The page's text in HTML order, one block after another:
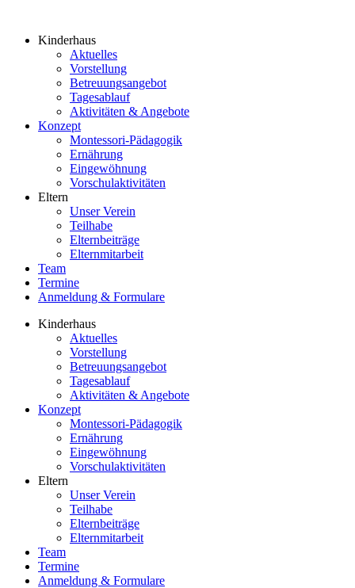
Kinderhaus
Aktuelles
Vorstellung
Betreuungsangebot
Tagesablauf
Aktivitäten & Angebote
Konzept
Montessori-Pädagogik
Ernährung
Eingewöhnung
Vorschulaktivitäten
Eltern
Unser Verein
Teilhabe
Elternbeiträge
Elternmitarbeit
Team
Termine
Anmeldung & Formulare
Kinderhaus
Aktuelles
Vorstellung
Betreuungsangebot
Tagesablauf
Aktivitäten & Angebote
Konzept
Montessori-Pädagogik
Ernährung
Eingewöhnung
Vorschulaktivitäten
Eltern
Unser Verein
Teilhabe
Elternbeiträge
Elternmitarbeit
Team
Termine
Anmeldung & Formulare